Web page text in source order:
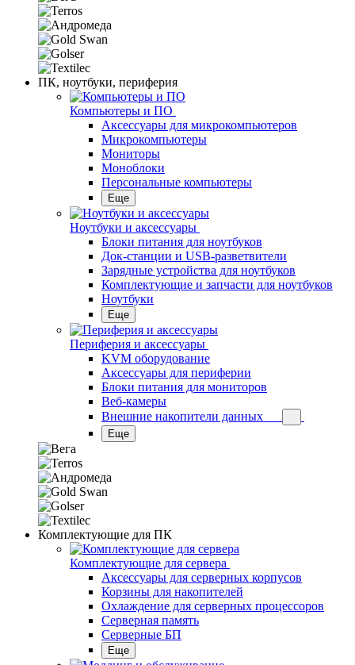
ПК, ноутбуки, периферия
Компьютеры и ПО
Аксессуары для микрокомпьютеров
Микрокомпьютеры
Мониторы
Моноблоки
Персональные компьютеры
Еще
Ноутбуки и аксессуары
Блоки питания для ноутбуков
Док-станции и USB-разветвители
Зарядные устройства для ноутбуков
Комплектующие и запчасти для ноутбуков
Ноутбуки
Еще
Периферия и аксессуары
KVM оборудование
Аксессуары для периферии
Блоки питания для мониторов
Веб-камеры
Внешние накопители данных
Еще
Комплектующие для ПК
Комплектующие для сервера
Аксессуары для серверных корпусов
Корзины для накопителей
Охлаждение для серверных процессоров
Серверная память
Серверные БП
Еще